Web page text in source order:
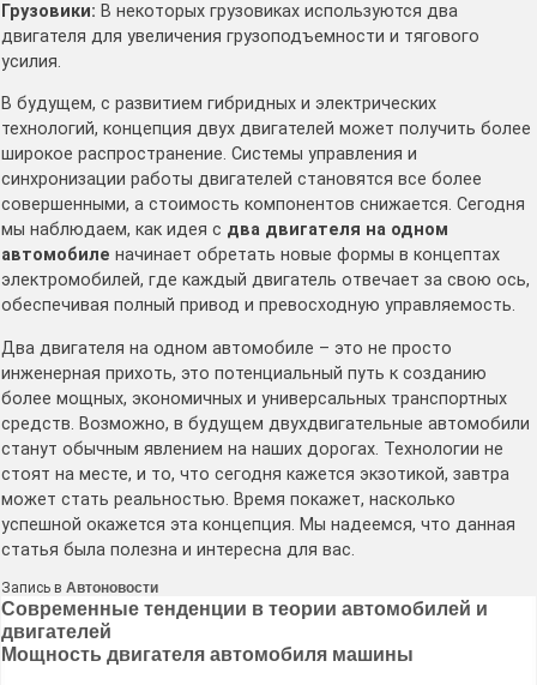
Грузовики: В некоторых грузовиках используются два
двигателя для увеличения грузоподъемности и тягового
усилия․
В будущем, с развитием гибридных и электрических
технологий, концепция двух двигателей может получить более
широкое распространение․ Системы управления и
синхронизации работы двигателей становятся все более
совершенными, а стоимость компонентов снижается․ Сегодня
мы наблюдаем, как идея с два двигателя на одном
автомобиле начинает обретать новые формы в концептах
электромобилей, где каждый двигатель отвечает за свою ось,
обеспечивая полный привод и превосходную управляемость․
Два двигателя на одном автомобиле – это не просто
инженерная прихоть, это потенциальный путь к созданию
более мощных, экономичных и универсальных транспортных
средств․ Возможно, в будущем двухдвигательные автомобили
станут обычным явлением на наших дорогах․ Технологии не
стоят на месте, и то, что сегодня кажется экзотикой, завтра
может стать реальностью․ Время покажет, насколько
успешной окажется эта концепция․ Мы надеемся, что данная
статья была полезна и интересна для вас․
Запись в Автоновости
Навигация
по
Современные тенденции в теории автомобилей и
двигателей
Мощность двигателя автомобиля машины